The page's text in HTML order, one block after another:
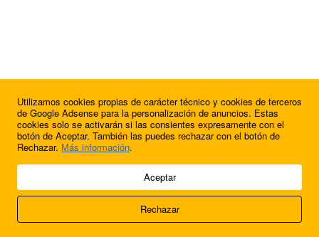
© 2009 - 2026 Soluciones Corporativas IP, SL.
Acerca de nosotros
FútbolBalear
Utilizamos cookies propias de carácter técnico y cookies de terceros
de Google Adsense para la personalización de anuncios. Estas
cookies solo se activarán si las consientes expresamente con el
botón de Aceptar. También las puedes rechazar con el botón de
Rechazar. Más información.
Aceptar
Rechazar